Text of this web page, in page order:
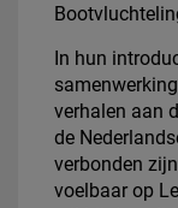
In hun
verhalen aan
de
verbonden
voelbaar op